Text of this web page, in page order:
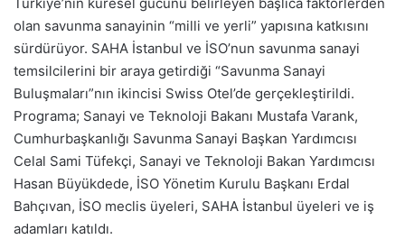
olan savunma sanayinin “milli ve yerli” yapısına katkısını
sürdürüyor. SAHA İstanbul ve İSO’nun savunma sanayi
temsilcilerini bir araya getirdiği “Savunma Sanayi
Buluşmaları”nın ikincisi Swiss Otel’de gerçekleştirildi.
Programa; Sanayi ve Teknoloji Bakanı Mustafa Varank,
Cumhurbaşkanlığı Savunma Sanayi Başkan Yardımcısı
Celal Sami Tüfekçi, Sanayi ve Teknoloji Bakan Yardımcısı
Hasan Büyükdede, İSO Yönetim Kurulu Başkanı Erdal
Bahçıvan, İSO meclis üyeleri, SAHA İstanbul üyeleri ve iş
adamları katıldı.